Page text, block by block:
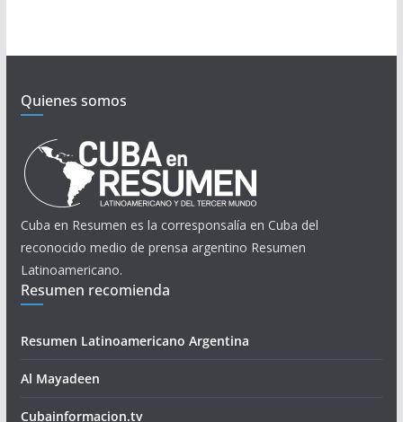
Quienes somos
Cuba en Resumen es la corresponsalía en Cuba del
reconocido medio de prensa argentino Resumen
Latinoamericano.
Resumen recomienda
Resumen Latinoamericano Argentina
Al Mayadeen
Cubainformacion.tv